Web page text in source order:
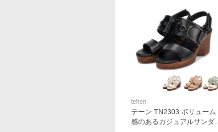
tehen
テーン TN2303 ボリューム
感のあるカジュアルサンダル